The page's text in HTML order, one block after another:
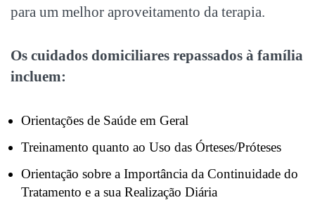
para um melhor aproveitamento da terapia.
Os cuidados domiciliares repassados à família
incluem:
Orientações de Saúde em Geral
Treinamento quanto ao Uso das Órteses/Próteses
Orientação sobre a Importância da Continuidade do
Tratamento e a sua Realização Diária